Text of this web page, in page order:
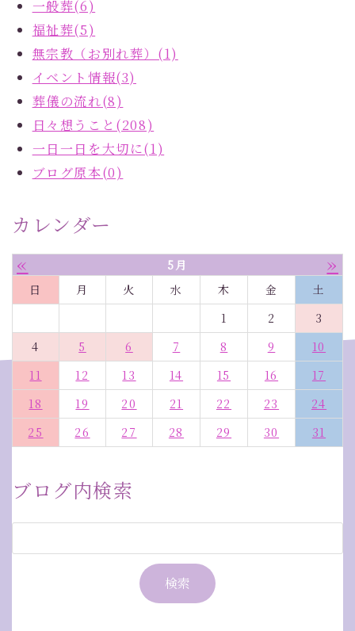
一般葬(6)
福祉葬(5)
無宗教（お別れ葬）(1)
イベント情報(3)
葬儀の流れ(8)
日々想うこと(208)
一日一日を大切に(1)
ブログ原本(0)
カレンダー
« 5月 »
日 月 火 水 木 金
土
1
2
3
4
5 6 7 8 9
10
11
12 13 14 15 16
17
18
19 20 21 22 23
24
25
26 27 28 29 30 31
ブログ内検索